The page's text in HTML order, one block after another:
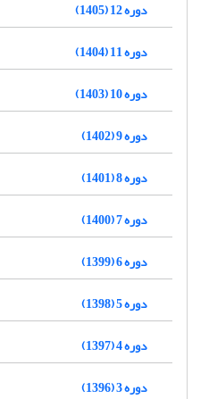
دوره 12 (1405)
دوره 11 (1404)
دوره 10 (1403)
دوره 9 (1402)
دوره 8 (1401)
دوره 7 (1400)
دوره 6 (1399)
دوره 5 (1398)
دوره 4 (1397)
دوره 3 (1396)